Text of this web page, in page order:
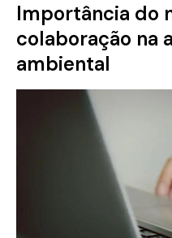
Importância do
colaboração na
ambiental